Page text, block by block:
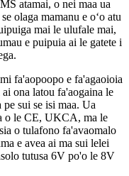
atamai, o nei maa ua
olaga mamanu e oʻo atu
mai le ulufale mai,
e puipuia ai le gatete i
fa'aopoopo e fa'agaoioia
ona latou fa'aogaina le
sui se isi maa. Ua
o le CE, UKCA, ma le
o tulafono fa'avaomalo
e avea ai ma sui lelei
tutusa 6V po'o le 8V